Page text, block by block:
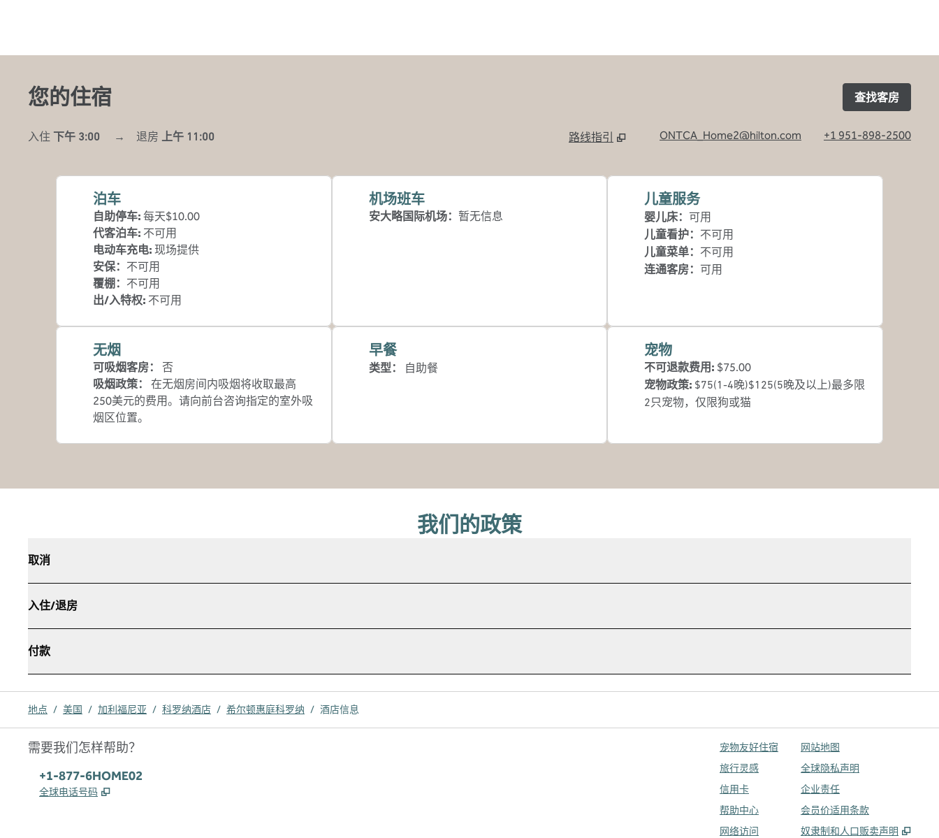
您的住宿 查找客房
入住 下午 3:00 → 退房 上午 11:00
路线指引
ONTCA_Home2@hilton.com +1 951-898-2500
泊车
自助停车: 每天$10.00
代客泊车: 不可用
电动车充电: 现场提供
安保： 不可用
覆棚 ： 不可用
出/入特权: 不可用
机场班车
安大略国际机场： 暂无信息
儿童服务
婴儿床： 可用
儿童看护： 不可用
儿童菜单： 不可用
连通客房： 可用
无烟
可吸烟客房：
否
吸烟政策：
在无烟房间内吸烟将收取最高
250美元的费用。请向前台咨询指定的室外吸
烟区位置。
早餐
类型： 自助餐
宠物
不可退款费用: $75.00
宠物政策: $75(1-4晚)$125(5晚及以上)最多限
2只宠物，仅限狗或猫
我们的政策
取消
入住/退房
付款
地点 / 美国 / 加利福尼亚 / 科罗纳酒店 / 希尔顿惠庭科罗纳 / 酒店信息
需要我们怎样帮助？
电话:
+1-877-6HOME02
全球电话号码 ,
宠物友好住宿
旅行灵感
信用卡
帮助中心
网络访问
网站地图
全球隐私声明
企业责任
会员价适用条款
奴隶制和人口贩卖声明
,